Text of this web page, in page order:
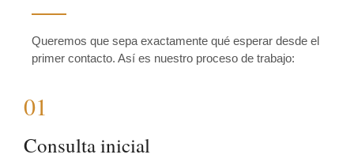
Queremos que sepa exactamente qué esperar desde el
primer contacto. Así es nuestro proceso de trabajo:
01
Consulta inicial